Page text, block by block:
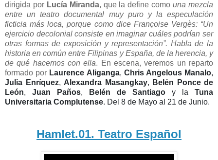
dirigida por Lucía Miranda, que la define comouna mezcla
entre un teatro documental muy puro y la especulación
ficticia más loca, porque como dice Françoise Vergès: “Un
ejercicio decolonial consiste en imaginar cuáles podrían ser
otras formas de exposición y representación”. Habla de la
historia en común entre Filipinas y España, de la herencia, y
de qué hacemos con ella. En escena, veremos un reparto
formado por Laurence Aliganga, Chris Angelous Manalo,
Julia Enríquez, Alexandra Masangkay, Belén Ponce de
León, Juan Paños, Belén de Santiago y la Tuna
Universitaria Complutense. Del 8 de Mayo al 21 de Junio.
Hamlet.01. Teatro Español